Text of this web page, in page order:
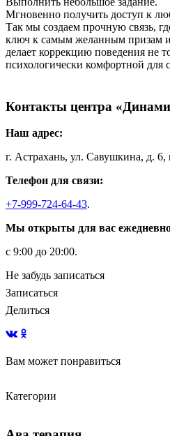
Мгновенно получить доступ к
Так мы создаем прочную связь,
ключ к самым желанным призам
делает коррекцию поведения не
психологически комфортной для
Контакты центра
Наш адрес:
г. Астрахань, ул. Савушкина, д. 6,
Телефон для связи:
+7-999-724-64-43.
Мы открыты для вас
с 9:00 до 20:00.
Не забудь записаться
Записаться
Делиться
Вам может понравиться
Виды подсказок в
Ава терапия
Количество часов
Ава терапия
Навыки визуального
Занятия
Категории